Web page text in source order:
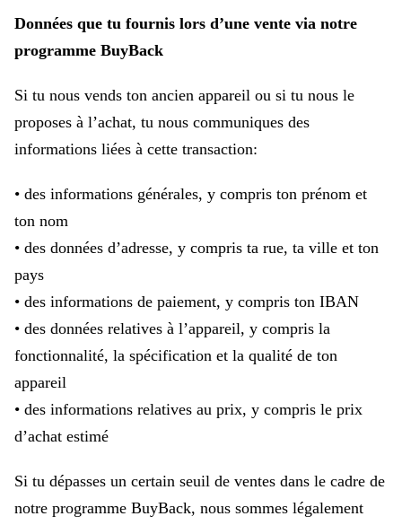
Données que tu fournis lors d’une vente via notre
programme BuyBack
Si tu nous vends ton ancien appareil ou si tu nous le
proposes à l’achat, tu nous communiques des
informations liées à cette transaction:
• des informations générales, y compris ton prénom et
ton nom
• des données d’adresse, y compris ta rue, ta ville et ton
pays
• des informations de paiement, y compris ton IBAN
• des données relatives à l’appareil, y compris la
fonctionnalité, la spécification et la qualité de ton
appareil
• des informations relatives au prix, y compris le prix
d’achat estimé
Si tu dépasses un certain seuil de ventes dans le cadre de
notre programme BuyBack, nous sommes légalement